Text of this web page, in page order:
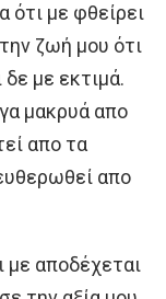
ότι με φθείρει
ζωή μου ότι
με εκτιμά.
μακρυά απο
απο τα
απο
με αποδέχεται